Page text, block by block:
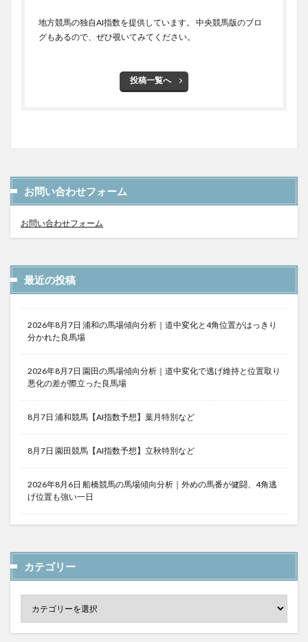
地方競馬の独自AI指数を提供しています。 中央競馬版のブロ
グもあるので、ぜひ覗いてみてください。
投稿一覧へ
お問い合わせフォーム
お問い合わせフォーム
最近の投稿
2026年8月7日 浦和の馬場傾向分析｜道中変化と4角位置がはっきり
分かれた良馬場
2026年8月7日 園田の馬場傾向分析｜道中変化で逃げ維持と位置取り
悪化の差が際立った良馬場
8月7日 浦和競馬【AI指数予想】葉月特別など
8月7日 園田競馬【AI指数予想】立秋特別など
2026年8月6日 船橋競馬の馬場傾向分析｜外めの馬番が健闘、4角逃
げ位置も強い一日
カテゴリー